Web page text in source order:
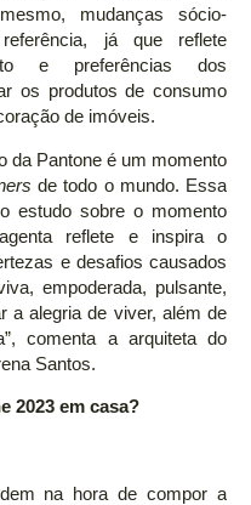
mudanças sócio-
já que reflete
e preferências dos
os produtos de consumo
de imóveis.
da Pantone é um momento
de todo o mundo. Essa
estudo sobre o momento
reflete e inspira o
e desafios causados
empoderada, pulsante,
a alegria de viver, além de
comenta a arquiteta do
Santos.
2023 em casa?
na hora de compor a